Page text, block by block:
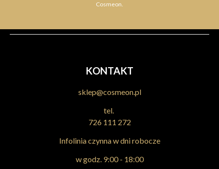
Cosmeon.
KONTAKT
sklep@cosmeon.pl
tel.
726 111 272
Infolinia czynna w dni robocze
w godz. 9:00 - 18:00